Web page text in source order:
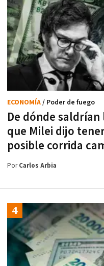
De dónde
que Milei dijo
posible corrida
ECONOMÍA/ Poder de fuego
PorCarlos Arbia